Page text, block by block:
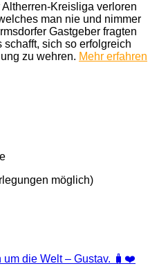
Kreisliga verloren
man nie und nimmer
Gastgeber fragten
sich so erfolgreich
zu wehren. Mehr erfahren
möglich)
um die Welt – Gustav. 🧳❤️